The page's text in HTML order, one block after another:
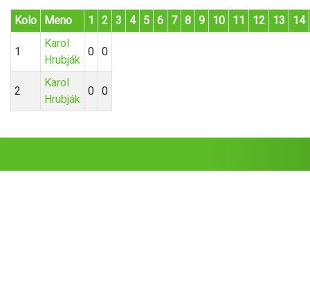
Kolo Meno 1 2 3 4 5 6 7 8 9 10 11 12 13 14
1
Karol
Hrubják
0 0
2
Karol
Hrubják
0 0